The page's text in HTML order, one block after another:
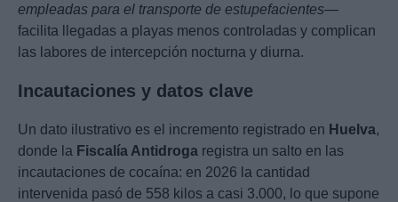
empleadas para el transporte de estupefacientes—
facilita llegadas a playas menos controladas y complican
las labores de intercepción nocturna y diurna.
Incautaciones y datos clave
Un dato ilustrativo es el incremento registrado en Huelva,
donde la Fiscalía Antidroga registra un salto en las
incautaciones de cocaína: en 2026 la cantidad
intervenida pasó de 558 kilos a casi 3.000, lo que supone